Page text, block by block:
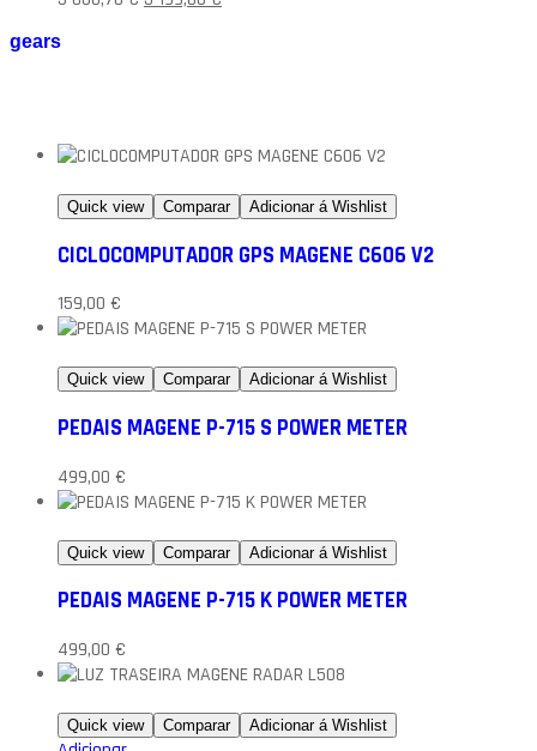
gears
Quick view Comparar Adicionar á Wishlist
CICLOCOMPUTADOR GPS MAGENE C606 V2
159,00 €
Quick view Comparar Adicionar á Wishlist
PEDAIS MAGENE P-715 S POWER METER
499,00 €
Quick view Comparar Adicionar á Wishlist
PEDAIS MAGENE P-715 K POWER METER
499,00 €
Quick view Comparar Adicionar á Wishlist